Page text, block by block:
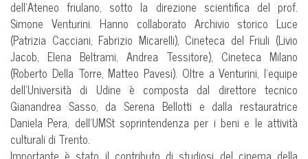
dell’Ateneo friulano, sotto la direzione scientifica del prof.
Simone Venturini. Hanno collaborato Archivio storico Luce
(Patrizia Cacciani, Fabrizio Micarelli), Cineteca del Friuli (Livio
Jacob, Elena Beltrami, Andrea Tessitore), Cineteca Milano
(Roberto Della Torre, Matteo Pavesi). Oltre a Venturini, l’equipe
dell’Università di Udine è composta dal direttore tecnico
Gianandrea Sasso, da Serena Bellotti e dalla restauratrice
Daniela Pera, dell’UMSt soprintendenza per i beni e le attività
culturali di Trento.
Importante è stato il contributo di studiosi del cinema della